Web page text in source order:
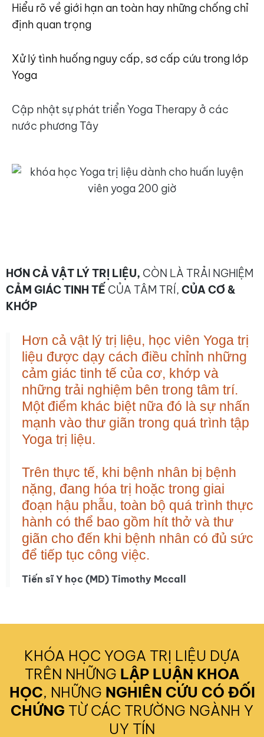
Hiểu rõ về giới hạn an toàn hay những chống chỉ
định quan trọng
Xử lý tình huống nguy cấp, sơ cấp cứu trong lớp
Yoga
Cập nhật sự phát triển Yoga Therapy ở các
nước phương Tây
HƠN CẢ VẬT LÝ TRỊ LIỆU, CÒN LÀ TRẢI NGHIỆM
CẢM GIÁC TINH TẾ CỦA TÂM TRÍ, CỦA CƠ &
KHỚP
Hơn cả vật lý trị liệu, học viên Yoga trị
liệu được dạy cách điều chỉnh những
cảm giác tinh tế của cơ, khớp và
những trải nghiệm bên trong tâm trí.
Một điểm khác biệt nữa đó là sự nhấn
mạnh vào thư giãn trong quá trình tập
Yoga trị liệu.
Trên thực tế, khi bệnh nhân bị bệnh
nặng, đang hóa trị hoặc trong giai
đoạn hậu phẫu, toàn bộ quá trình thực
hành có thể bao gồm hít thở và thư
giãn cho đến khi bệnh nhân có đủ sức
để tiếp tục công việc.
Tiến sĩ Y học (MD) Timothy Mccall​
KHÓA HỌC YOGA TRỊ LIỆU DỰA
TRÊN NHỮNG LẬP LUẬN KHOA
HỌC, NHỮNG NGHIÊN CỨU CÓ ĐỐI
CHỨNG TỪ CÁC TRƯỜNG NGÀNH Y
UY TÍN